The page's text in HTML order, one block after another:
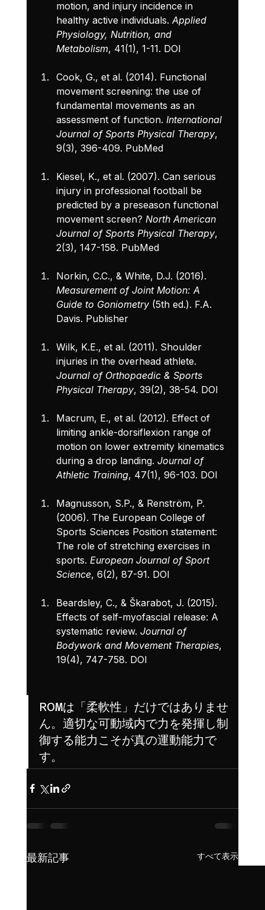
motion, and injury incidence in
healthy active individuals. Applied
Physiology, Nutrition, and
Metabolism, 41(1), 1-11. DOI
Cook, G., et al. (2014). Functional
movement screening: the use of
fundamental movements as an
assessment of function. International
Journal of Sports Physical Therapy,
9(3), 396-409. PubMed
Kiesel, K., et al. (2007). Can serious
injury in professional football be
predicted by a preseason functional
movement screen? North American
Journal of Sports Physical Therapy,
2(3), 147-158. PubMed
Norkin, C.C., & White, D.J. (2016).
Measurement of Joint Motion: A
Guide to Goniometry (5th ed.). F.A.
Davis. Publisher
Wilk, K.E., et al. (2011). Shoulder
injuries in the overhead athlete.
Journal of Orthopaedic & Sports
Physical Therapy, 39(2), 38-54. DOI
Macrum, E., et al. (2012). Effect of
limiting ankle-dorsiflexion range of
motion on lower extremity kinematics
during a drop landing. Journal of
Athletic Training, 47(1), 96-103. DOI
Magnusson, S.P., & Renström, P.
(2006). The European College of
Sports Sciences Position statement:
The role of stretching exercises in
sports. European Journal of Sport
Science, 6(2), 87-91. DOI
Beardsley, C., & Škarabot, J. (2015).
Effects of self-myofascial release: A
systematic review. Journal of
Bodywork and Movement Therapies,
19(4), 747-758. DOI
ROMは「柔軟性」だけではありませ
ん。適切な可動域内で力を発揮し制
御する能力こそが真の運動能力で
す。
最新記事 すべて表示